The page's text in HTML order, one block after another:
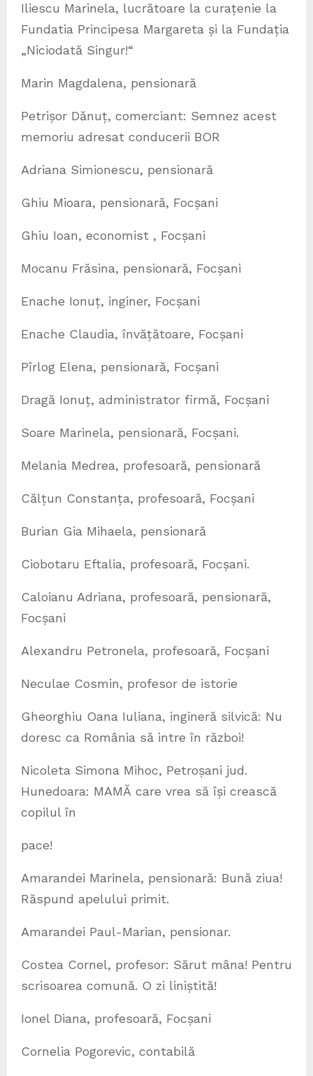
Iliescu Marinela, lucrătoare la curațenie la
Fundatia Principesa Margareta și la Fundația
„Niciodată Singur!“
Marin Magdalena, pensionară
Petrișor Dănuț, comerciant: Semnez acest
memoriu adresat conducerii BOR
Adriana Simionescu, pensionară
Ghiu Mioara, pensionară, Focșani
Ghiu Ioan, economist , Focșani
Mocanu Frăsina, pensionară, Focșani
Enache Ionuț, inginer, Focșani
Enache Claudia, învățătoare, Focșani
Pîrlog Elena, pensionară, Focșani
Dragă Ionuț, administrator firmă, Focșani
Soare Marinela, pensionară, Focșani.
Melania Medrea, profesoară, pensionară
Călțun Constanța, profesoară, Focșani
Burian Gia Mihaela, pensionară
Ciobotaru Eftalia, profesoară, Focșani.
Caloianu Adriana, profesoară, pensionară,
Focșani
Alexandru Petronela, profesoară, Focșani
Neculae Cosmin, profesor de istorie
Gheorghiu Oana Iuliana, ingineră silvică: Nu
doresc ca România să intre în război!
Nicoleta Simona Mihoc, Petroșani jud.
Hunedoara: MAMĂ care vrea să își crească
copilul în
pace!
Amarandei Marinela, pensionară: Bună ziua!
Răspund apelului primit.
Amarandei Paul-Marian, pensionar.
Costea Cornel, profesor: Sărut mâna! Pentru
scrisoarea comună. O zi liniștită!
Ionel Diana, profesoară, Focșani
Cornelia Pogorevic, contabilă